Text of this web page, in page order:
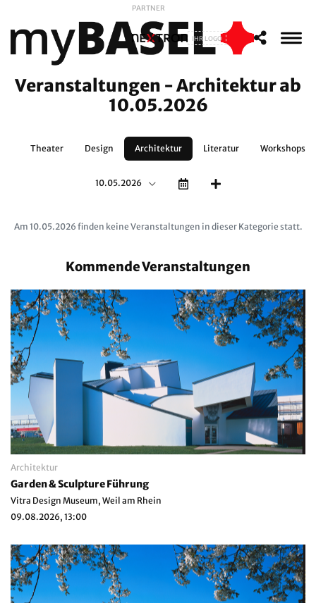
PARTNER
IHR LOGO
Veranstaltungen - Architektur ab
10.05.2026
Theater Design Architektur Literatur Workshops
10.05.2026
Am 10.05.2026 finden keine Veranstaltungen in dieser Kategorie statt.
Kommende Veranstaltungen
Architektur
Garden & Sculpture Führung
Vitra Design Museum, Weil am Rhein
09.08.2026, 13:00